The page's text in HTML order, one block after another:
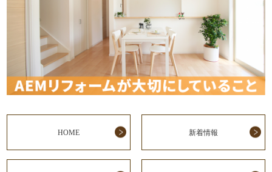
HOME 新着情報